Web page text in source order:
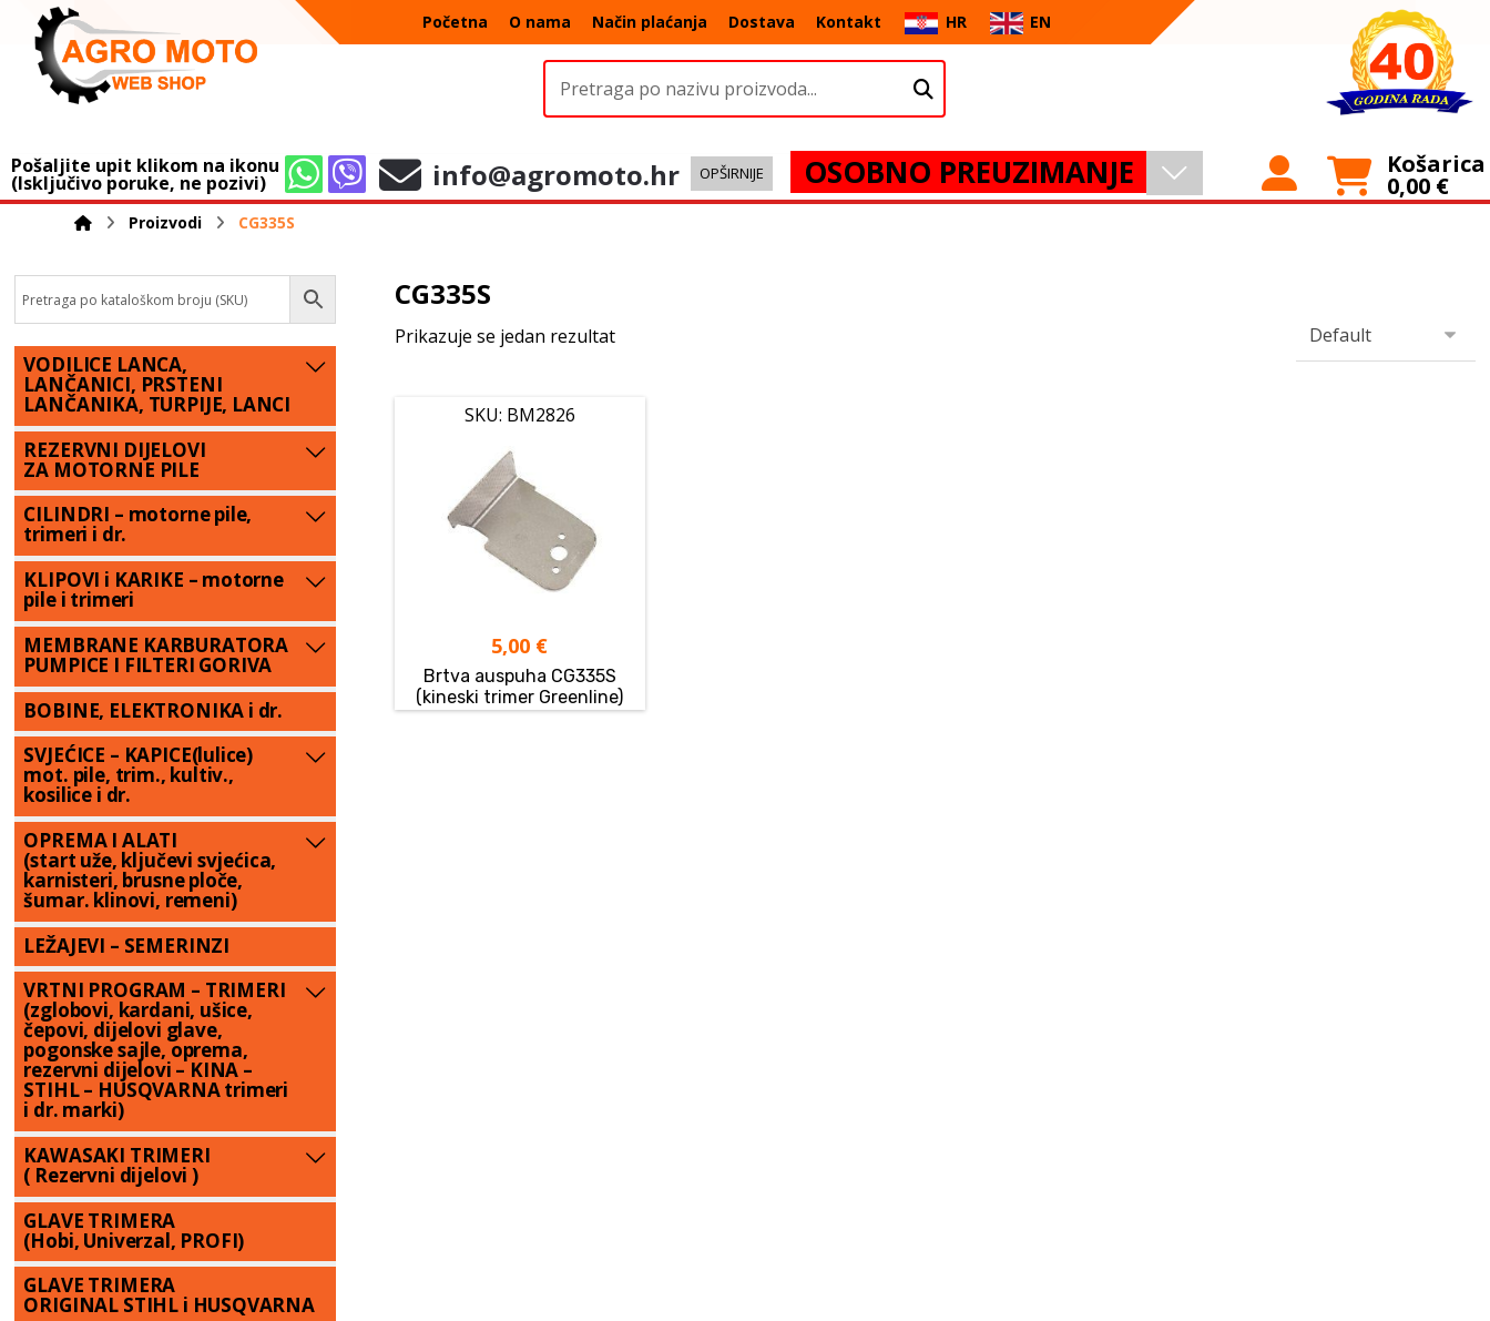
Početna O nama Način plaćanja Dostava Kontakt HR EN
Pošaljite upit klikom na ikonu
(Isključivo poruke, ne pozivi) info@agromoto.hr OPŠIRNIJE OSOBNO PREUZIMANJE Košarica
0,00 €
Proizvodi CG335S
CG335S
Prikazuje se jedan rezultat
SKU: BM2826
5,00 €
Brtva auspuha CG335S
(kineski trimer Greenline)
VODILICE LANCA,
LANČANICI, PRSTENI
LANČANIKA, TURPIJE, LANCI
REZERVNI DIJELOVI
ZA MOTORNE PILE
CILINDRI – motorne pile,
trimeri i dr.
KLIPOVI i KARIKE – motorne
pile i trimeri
MEMBRANE KARBURATORA
PUMPICE I FILTERI GORIVA
BOBINE, ELEKTRONIKA i dr.
SVJEĆICE – KAPICE(lulice)
mot. pile, trim., kultiv.,
kosilice i dr.
OPREMA I ALATI
(start uže, ključevi svjećica,
karnisteri, brusne ploče,
šumar. klinovi, remeni)
LEŽAJEVI – SEMERINZI
VRTNI PROGRAM – TRIMERI
(zglobovi, kardani, ušice,
čepovi, dijelovi glave,
pogonske sajle, oprema,
rezervni dijelovi – KINA –
STIHL – HUSQVARNA trimeri
i dr. marki)
KAWASAKI TRIMERI
( Rezervni dijelovi )
GLAVE TRIMERA
(Hobi, Univerzal, PROFI)
GLAVE TRIMERA
ORIGINAL STIHL i HUSQVARNA